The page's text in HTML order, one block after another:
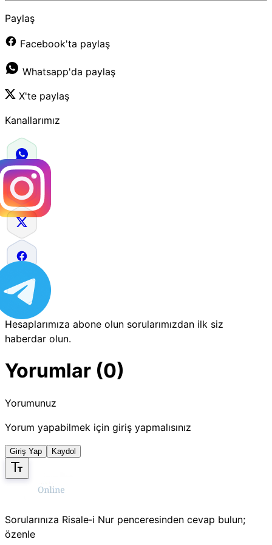
Paylaş
Facebook'ta paylaş
Whatsapp'da paylaş
X'te paylaş
Kanallarımız
Hesaplarımıza abone olun sorularımızdan ilk siz
haberdar olun.
Yorumlar (0)
Yorumunuz
Yorum yapabilmek için giriş yapmalısınız
Giriş Yap Kaydol
Sorularınıza Risale‑i Nur penceresinden cevap bulun;
özenle